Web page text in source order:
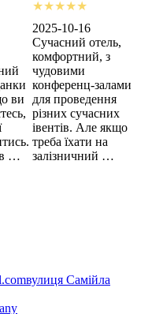
ви
в …
2025-10-16
Сучасний отель,
комфортний, з
чудовими
конференц-залами
для проведення
різних сучасних
івентів. Але якщо
треба їхати на
залізничний …
вулиця Самійла